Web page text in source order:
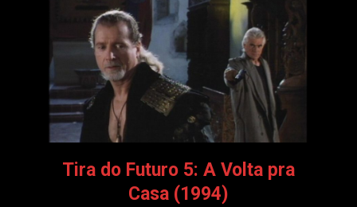
Tira do Futuro 5: A Volta pra
Casa (1994)